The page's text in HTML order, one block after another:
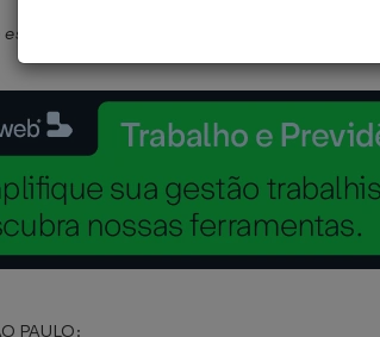
de recarga individual para veículos
PAULO: